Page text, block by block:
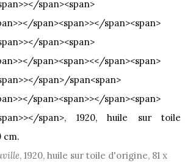
, 1920, huile sur toile d'origine, 81 x